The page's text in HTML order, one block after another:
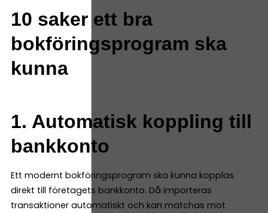
10 saker ett bra
bokföringsprogram ska
kunna
1. Automatisk koppling till
bankkonto
Ett modernt bokföringsprogram ska kunna kopplas
direkt till företagets bankkonto. Då importeras
transaktioner automatiskt och kan matchas mot